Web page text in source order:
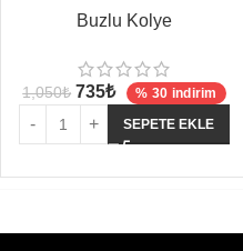
Buzlu Kolye
1,050₺ 735₺ % 30 indirim
SEPETE EKLE